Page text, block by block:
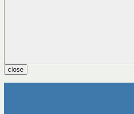
close